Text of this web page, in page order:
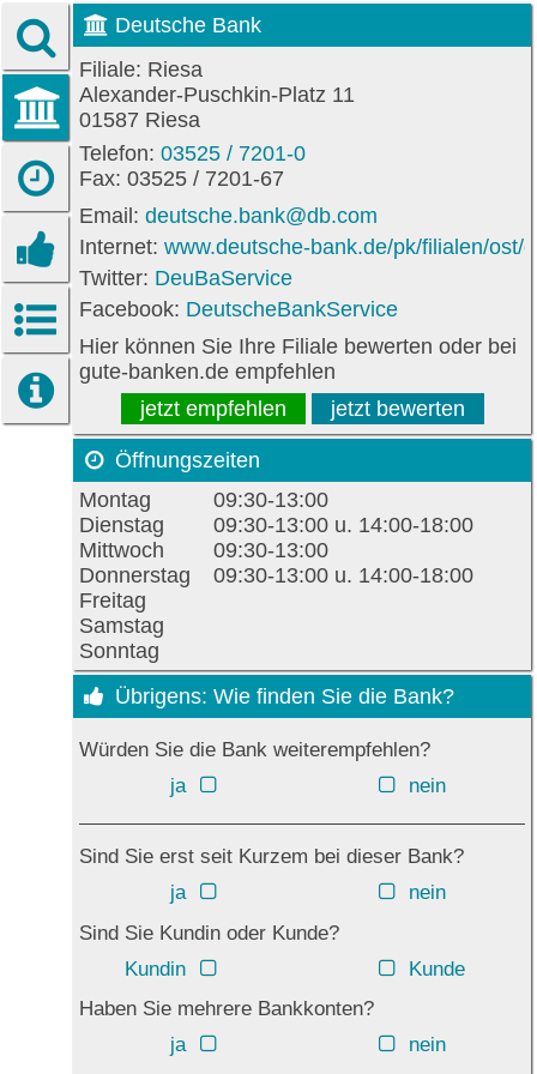
Deutsche Bank
Filiale: Riesa
Alexander-Puschkin-Platz 11
01587 Riesa
Telefon: 03525 / 7201-0
Fax: 03525 / 7201-67
Email: deutsche.bank@db.com
Internet: www.deutsche-bank.de/pk/filialen/ost/
Twitter: DeuBaService
Facebook: DeutscheBankService
Hier können Sie Ihre Filiale bewerten oder bei
gute-banken.de empfehlen
jetzt empfehlen
jetzt bewerten
Öffnungszeiten
Montag
09:30-13:00
Dienstag
09:30-13:00 u. 14:00-18:00
Mittwoch
09:30-13:00
Donnerstag
09:30-13:00 u. 14:00-18:00
Freitag
Samstag
Sonntag
Übrigens: Wie finden Sie die Bank?
Würden Sie die Bank weiterempfehlen?
ja
nein
Sind Sie erst seit Kurzem bei dieser Bank?
ja
nein
Sind Sie Kundin oder Kunde?
Kundin
Kunde
Haben Sie mehrere Bankkonten?
ja
nein